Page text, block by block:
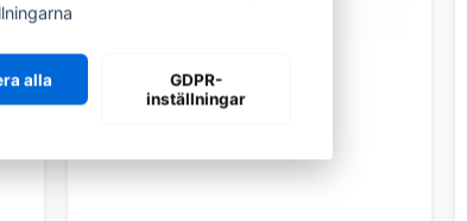
alla
GDPR-
inställningar